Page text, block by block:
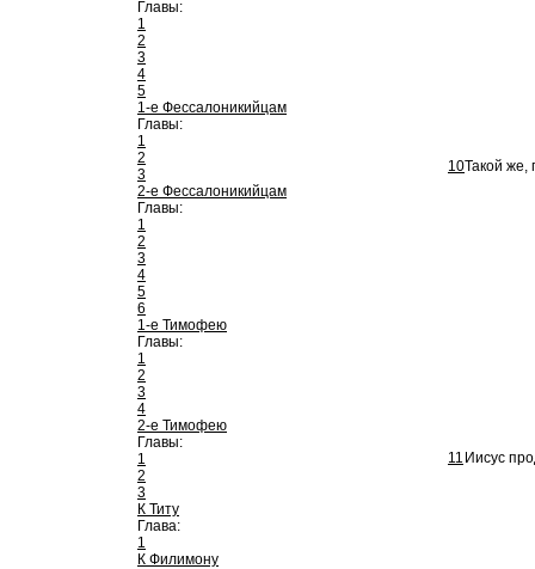
Главы:
1
2
3
4
5
1-е Фессалоникийцам
Главы:
1
2
3
2-е Фессалоникийцам
Главы:
1
2
3
4
5
6
1-е Тимофею
Главы:
1
2
3
4
2-е Тимофею
Главы:
1
2
3
К Титу
Глава:
1
К Филимону
10Такой же,
11 Иисус